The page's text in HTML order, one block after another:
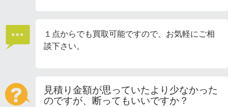
１点からでも買取可能ですので、お気軽にご相
談下さい。
見積り金額が思っていたより少なかった
のですが、断ってもいいですか？